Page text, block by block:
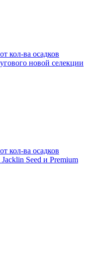
кол-ва осадков
новой селекции
кол-ва осадков
Seed и Premium